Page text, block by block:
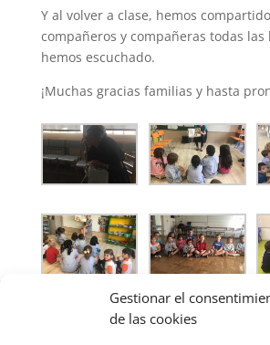
Gestionar el
de las cookies
Y al volver a clase, hemos
compañeros y compañeras todas
hemos escuchado.
¡Muchas gracias familias y hasta